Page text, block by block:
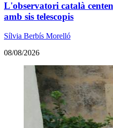
L'observatori català
amb sis telescopis
Sílvia Berbís Morelló
08/08/2026